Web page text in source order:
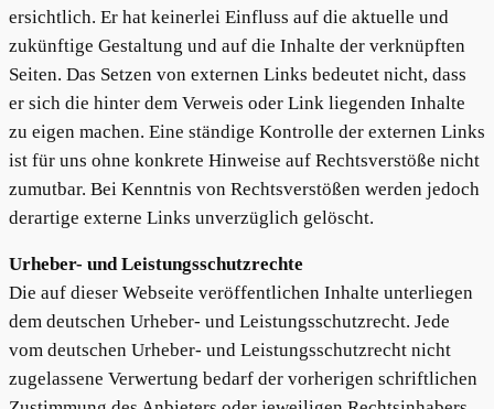
ersichtlich. Er hat keinerlei Einfluss auf die aktuelle und
zukünftige Gestaltung und auf die Inhalte der verknüpften
Seiten. Das Setzen von externen Links bedeutet nicht, dass
er sich die hinter dem Verweis oder Link liegenden Inhalte
zu eigen machen. Eine ständige Kontrolle der externen Links
ist für uns ohne konkrete Hinweise auf Rechtsverstöße nicht
zumutbar. Bei Kenntnis von Rechtsverstößen werden jedoch
derartige externe Links unverzüglich gelöscht.
Urheber- und Leistungsschutzrechte
Die auf dieser Webseite veröffentlichen Inhalte unterliegen
dem deutschen Urheber- und Leistungsschutzrecht. Jede
vom deutschen Urheber- und Leistungsschutzrecht nicht
zugelassene Verwertung bedarf der vorherigen schriftlichen